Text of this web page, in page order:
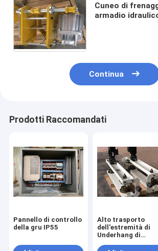
Cuneo di
armadio
Continua
Prodotti Raccomandati
Pannello di controllo
della gru IP55
Alto trasporto
dell'estremità di
Underhang di